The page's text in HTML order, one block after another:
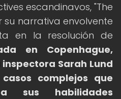
escandinavos, "The
su narrativa envolvente
en la resolución de
en Copenhague,
Sarah Lund
complejos que
sus habilidades